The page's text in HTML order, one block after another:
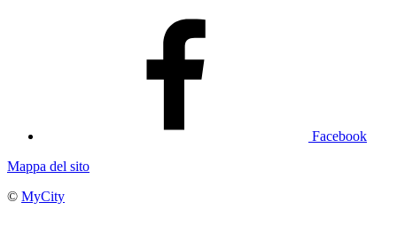
Facebook
Mappa del sito
© MyCity